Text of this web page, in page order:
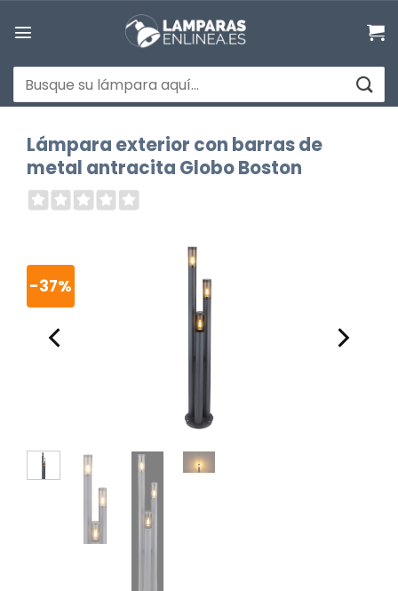
Buscar
por:
Lámpara exterior con barras de
metal antracita Globo Boston
-37%